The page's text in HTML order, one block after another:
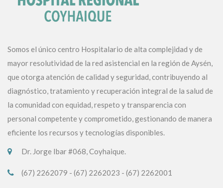
Somos el único centro Hospitalario de alta complejidad y de
mayor resolutividad de la red asistencial en la región de Aysén,
que otorga atención de calidad y seguridad, contribuyendo al
diagnóstico, tratamiento y recuperación integral de la salud de
la comunidad con equidad, respeto y transparencia con
personal competente y comprometido, gestionando de manera
eficiente los recursos y tecnologías disponibles.
Dr. Jorge Ibar #068, Coyhaique.
(67) 2262079 - (67) 2262023 - (67) 2262001